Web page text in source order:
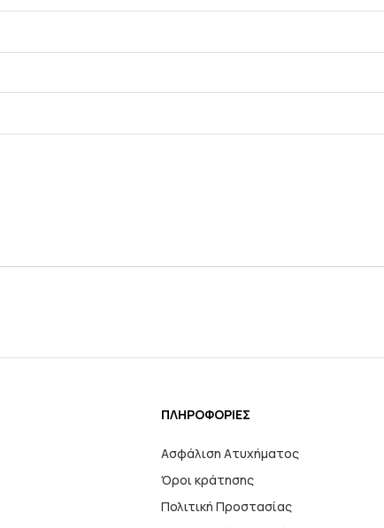
ΠΛΗΡΟΦΟΡΙΕΣ
Ασφάλιση Ατυχήματος
Όροι κράτησης
Πολιτική Προστασίας